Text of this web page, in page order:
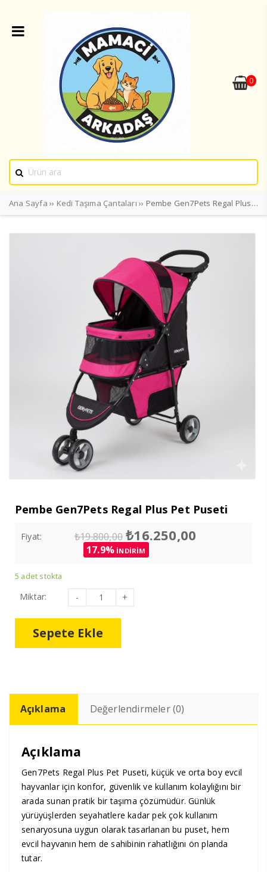
0
Ana Sayfa ›› Kedi Taşıma Çantaları ›› Pembe Gen7Pets Regal Plus Pet Puseti
Pembe Gen7Pets Regal Plus Pet Puseti
Fiyat: ₺19.800,00 Orijinal
fiyat:
₺19.800,00.
₺16.250,00
17.9% İNDİRİM
5 adet stokta
Miktar: Pembe
Gen7Pets
Regal
Plus
Puseti
Sepete Ekle
Açıklama Değerlendirmeler (0)
Açıklama
Gen7Pets Regal Plus Pet Puseti, küçük ve orta boy evcil
hayvanlar için konfor, güvenlik ve kullanım kolaylığını bir
arada sunan pratik bir taşıma çözümüdür. Günlük
yürüyüşlerden seyahatlere kadar pek çok kullanım
senaryosuna uygun olarak tasarlanan bu puset, hem
evcil hayvanın hem de sahibinin rahatlığını ön planda
tutar.